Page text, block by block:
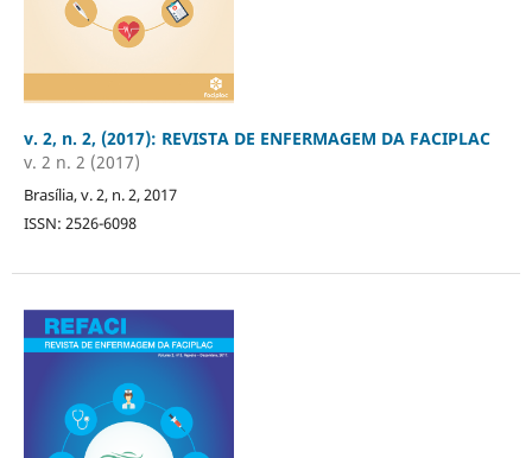
v. 2, n. 2, (2017): REVISTA DE ENFERMAGEM DA FACIPLAC
v. 2 n. 2 (2017)
Brasília, v. 2, n. 2, 2017
ISSN: 2526-6098